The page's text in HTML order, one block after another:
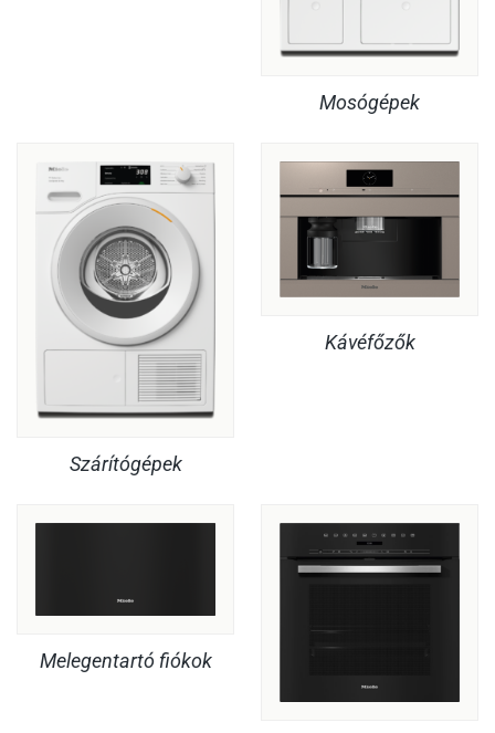
Mosógépek
Szárítógépek
Kávéfőzők
Melegentartó fiókok